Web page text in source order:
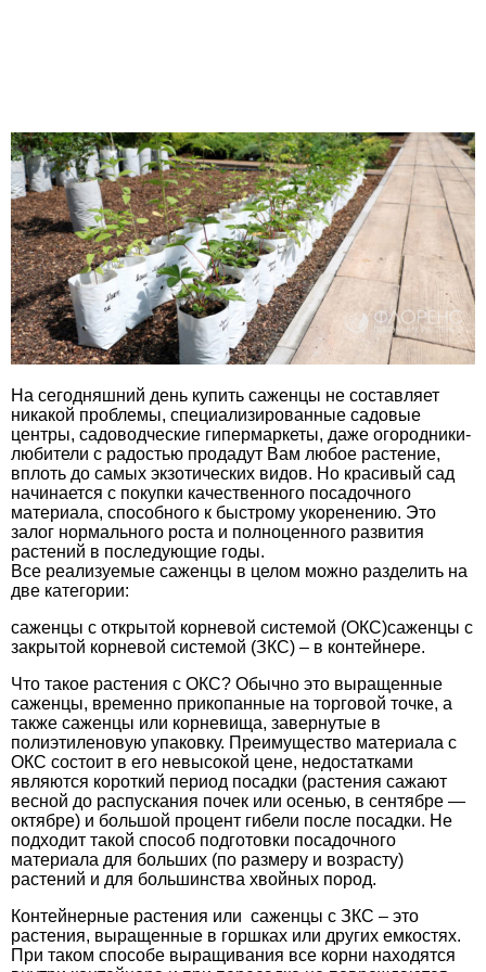
На сегодняшний день купить саженцы не составляет
никакой проблемы, специализированные садовые
центры, садоводческие гипермаркеты, даже огородники-
любители с радостью продадут Вам любое растение,
вплоть до самых экзотических видов. Но красивый сад
начинается с покупки качественного посадочного
материала, способного к быстрому укоренению. Это
залог нормального роста и полноценного развития
растений в последующие годы.
Все реализуемые саженцы в целом можно разделить на
две категории:
саженцы с открытой корневой системой (ОКС)саженцы с
закрытой корневой системой (ЗКС) – в контейнере.
Что такое растения с ОКС? Обычно это выращенные
саженцы, временно прикопанные на торговой точке, а
также саженцы или корневища, завернутые в
полиэтиленовую упаковку. Преимущество материала с
ОКС состоит в его невысокой цене, недостатками
являются короткий период посадки (растения сажают
весной до распускания почек или осенью, в сентябре —
октябре) и большой процент гибели после посадки. Не
подходит такой способ подготовки посадочного
материала для больших (по размеру и возрасту)
растений и для большинства хвойных пород.
Контейнерные растения или саженцы с ЗКС – это
растения, выращенные в горшках или других емкостях.
При таком способе выращивания все корни находятся